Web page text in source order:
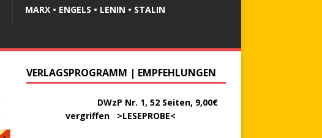
MARX • ENGELS • LENIN • STALIN
VERLAGSPROGRAMM | EMPFEHLUNGEN
DWzP Nr. 1, 52 Seiten, 9,00€
vergriffen >LESEPROBE<